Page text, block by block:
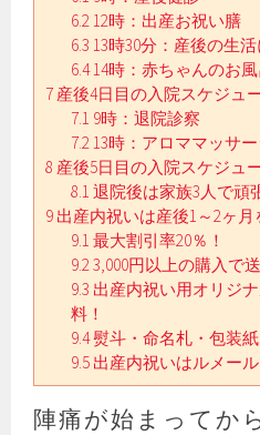
6.2 12時：出産お祝い膳
6.3 13時30分：産後の生
6.414時：赤ちゃんのお
7 産後4日目の入院スケジュ
7.1 9時：退院診察
7.2 13時：アロママッサ
8 産後5日目の入院スケジュ
8.1 退院後は家族3人で頑
9 出産内祝いは産後1～2ヶ月
9.1 最大割引率20％！
9.2 3,000円以上の購入で
9.3 出産内祝い用オリジ
料！
9.4熨斗・命名札・包装
9.5 出産内祝いはルメール
陣痛が始まってか